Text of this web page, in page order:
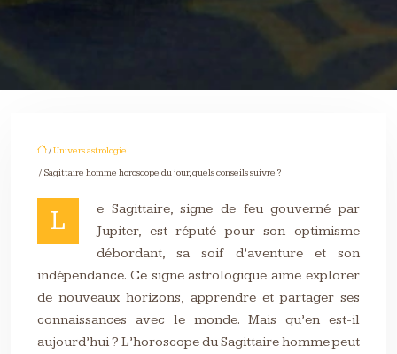
/Univers astrologie
/ Sagittaire homme horoscope du jour, quels conseils suivre ?
L
e Sagittaire, signe de feu gouverné par
Jupiter, est réputé pour son optimisme
débordant, sa soif d’aventure et son
indépendance. Ce signe astrologique aime explorer
de nouveaux horizons, apprendre et partager ses
connaissances avec le monde. Mais qu’en est-il
aujourd’hui ? L’horoscope du Sagittaire homme peut